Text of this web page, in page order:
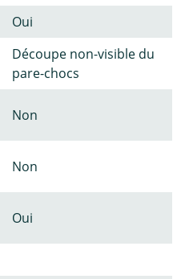
Oui
Découpe non-visible du
pare-chocs
Non
Non
Oui